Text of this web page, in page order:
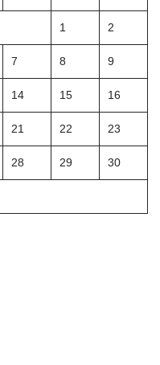
1 2
7 8 9
14 15 16
21 22 23
28 29 30